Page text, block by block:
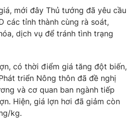
931 - 024.38 355 932
024.66 897 897
7300.7108
mới đây Thủ tướng đã yêu cầu
các tỉnh thành cùng rà soát,
dịch vụ để tránh tình trạng
có thời điểm giá tăng đột biến,
triển Nông thôn đã đề nghị
và cơ quan ban ngành tiếp
Hiện, giá lợn hơi đã giảm còn
kg.